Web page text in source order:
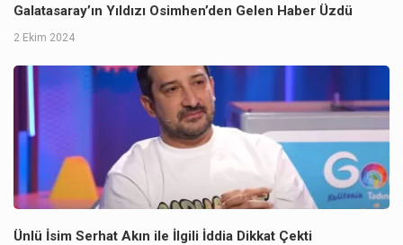
Galatasaray’ın Yıldızı Osimhen’den Gelen Haber Üzdü
2 Ekim 2024
Ünlü İsim Serhat Akın ile İlgili İddia Dikkat Çekti